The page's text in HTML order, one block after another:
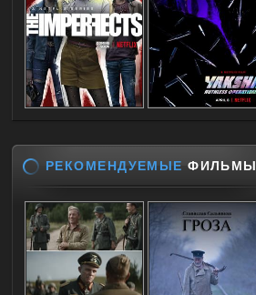
РЕКОМЕНДУЕМЫЕ ФИЛЬМЫ